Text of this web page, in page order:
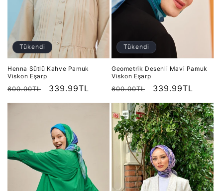
Tükendi
Henna Sütlü Kahve Pamuk
Viskon Eşarp
Normal
fiyat
600.00TL
İndirimli
fiyat
339.99TL
Tükendi
Geometrik Desenli Mavi Pamuk
Viskon Eşarp
Normal
fiyat
600.00TL
İndirimli
fiyat
339.99TL